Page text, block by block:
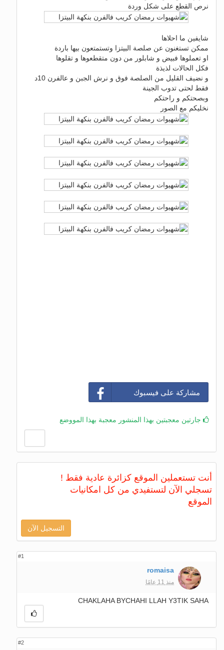
نرص القطع على شكل وردة
شايفين ما احلاها
ممكن تستغنون عن صلصة البيتزا وتستمتعون بيها باردة
او تعملوها فبيض و شابلور من دون متقطعوها و تقلوها
فكل الحالات لذيذة
و نضيف القليل من الصلصة فوق و نرش الجبن و عالفرن 10د
فقط لحتى تدوب الجينة
وبصحتكم و راحتكم
نخليكم مع الصور
مشاركة على فيسبوك
جارتين معجبتين بهذا المنشور معجبة بهذا المووضع
أنت تستعملين الموقع كزائرة عادية فقط !
تسجلي الآن لتستفيدي من كل امكانيات
الموقع
التسجيل الآن
#1
romaisa
منذ 11 عامًا
CHAKLAHA BYCHAHI LLAH Y3TIK SAHA
#2